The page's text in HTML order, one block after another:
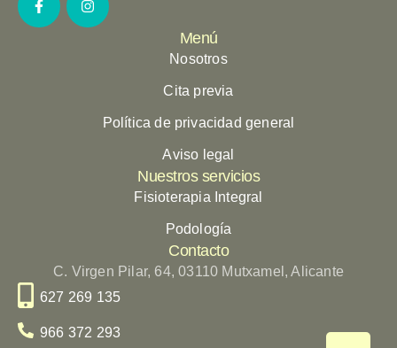
Menú
Nosotros
Cita previa
Política de privacidad general
Aviso legal
Nuestros servicios
Fisioterapia Integral
Podología
Contacto
C. Virgen Pilar, 64, 03110 Mutxamel, Alicante
627 269 135
966 372 293